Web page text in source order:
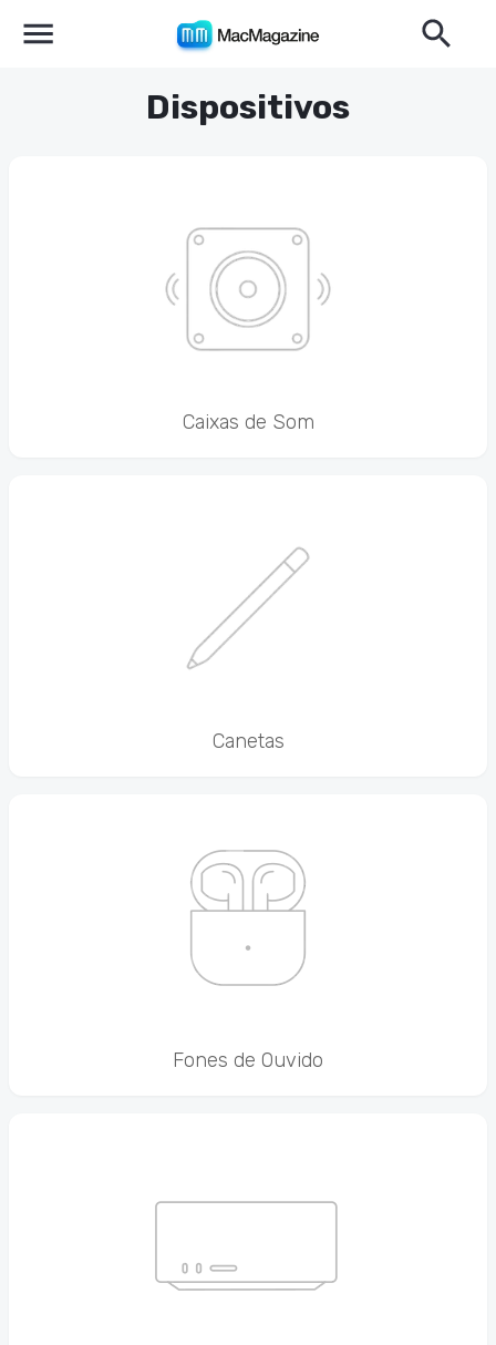
Dispositivos
Caixas de Som
Canetas
Fones de Ouvido